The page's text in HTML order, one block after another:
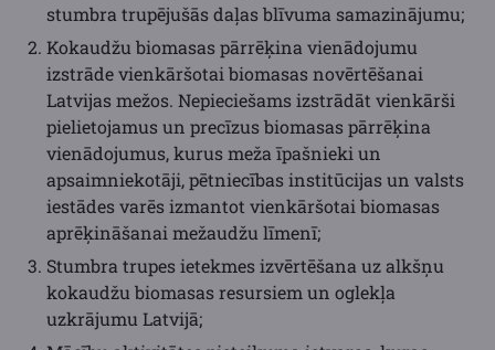
stumbra trupējušās daļas blīvuma samazinājumu;
Kokaudžu biomasas pārrēķina vienādojumu
izstrāde vienkāršotai biomasas novērtēšanai
Latvijas mežos. Nepieciešams izstrādāt vienkārši
pielietojamus un precīzus biomasas pārrēķina
vienādojumus, kurus meža īpašnieki un
apsaimniekotāji, pētniecības institūcijas un valsts
iestādes varēs izmantot vienkāršotai biomasas
aprēķināšanai mežaudžu līmenī;
Stumbra trupes ietekmes izvērtēšana uz alkšņu
kokaudžu biomasas resursiem un oglekļa
uzkrājumu Latvijā;